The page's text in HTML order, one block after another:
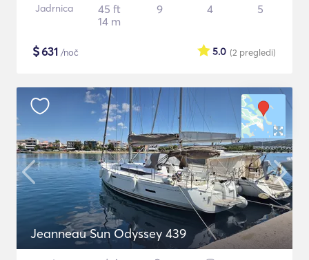
Jadrnica
45 ft
14 m
9 4 5
$631 /noč (2 pregledi)
5.0
Jeanneau Sun Odyssey 439